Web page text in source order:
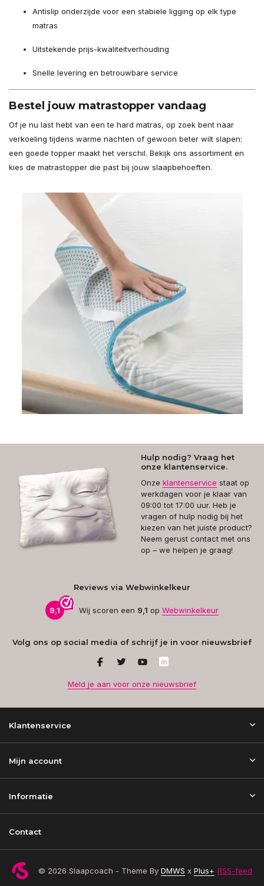
Antislip onderzijde voor een stabiele ligging op elk type
matras
Uitstekende prijs-kwaliteitverhouding
Snelle levering en betrouwbare service
Bestel jouw matrastopper vandaag
Of je nu last hebt van een te hard matras, op zoek bent naar
verkoeling tijdens warme nachten of gewoon beter wilt slapen:
een goede topper maakt het verschil. Bekijk ons assortiment en
kies de matrastopper die past bij jouw slaapbehoeften.
Hulp nodig? Vraag het
onze klantenservice.
Onze klantenservice staat op
werkdagen voor je klaar van
09:00 tot 17:00 uur. Heb je
vragen of hulp nodig bij het
kiezen van het juiste product?
Neem gerust contact met ons
op – we helpen je graag!
Reviews via Webwinkelkeur
9,1 Wij scoren een 9,1 op Webwinkelkeur
Volg ons op social media of schrijf je in voor nieuwsbrief
Meld je aan voor onze nieuwsbrief
Klantenservice
Mijn account
Informatie
Contact
© 2026 Slaapcoach - Theme By DMWS x Plus+ RSS-feed